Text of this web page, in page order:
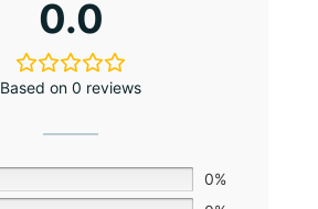
0.0
Based on 0 reviews
0%